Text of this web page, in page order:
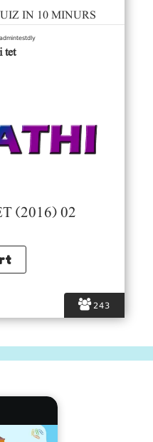
243
IN 10 MINURS
admintestdly
tet
(2016) 02